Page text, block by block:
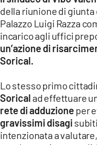
LACITYMAG.IT
ILREGGINO.IT
COSENZACHANNEL.IT
ILVIBONESE.IT
CATANZAROCHANNEL.IT
LACAPITALENEWS.IT
App
della riunione di
Palazzo Luigi Razza
incarico agli uffici
un’azione di
Sorical.
Lo stesso primo
Sorical ad effettuare
rete di adduzione per
gravissimi disagi
intenzionata a